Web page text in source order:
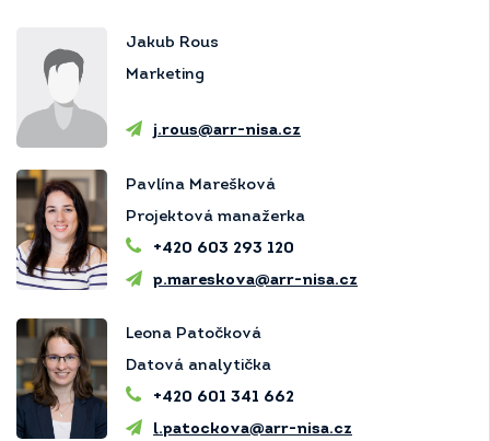
Jakub Rous
Marketing
j.rous@arr-nisa.cz
Pavlína Marešková
Projektová manažerka
+420 603 293 120
p.mareskova@arr-nisa.cz
Leona Patočková
Datová analytička
+420 601 341 662
l.patockova@arr-nisa.cz